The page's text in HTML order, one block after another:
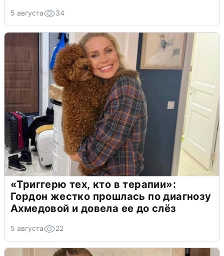
5 августа 34
«Триггерю тех, кто в терапии»:
Гордон жестко прошлась по диагнозу
Ахмедовой и довела ее до слёз
5 августа 22